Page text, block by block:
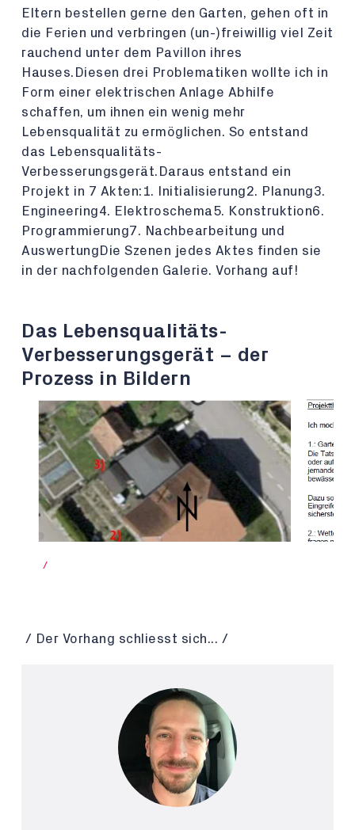
Eltern bestellen gerne den Garten, gehen oft in
die Ferien und verbringen (un-)freiwillig viel Zeit
rauchend unter dem Pavillon ihres
Hauses.Diesen drei Problematiken wollte ich in
Form einer elektrischen Anlage Abhilfe
schaffen, um ihnen ein wenig mehr
Lebensqualität zu ermöglichen. So entstand
das Lebensqualitäts-
Verbesserungsgerät.Daraus entstand ein
Projekt in 7 Akten:1. Initialisierung2. Planung3.
Engineering4. Elektroschema5. Konstruktion6.
Programmierung7. Nachbearbeitung und
AuswertungDie Szenen jedes Aktes finden sie
in der nachfolgenden Galerie. Vorhang auf!
Das Lebensqualitäts-
Verbesserungsgerät – der
Prozess in Bildern
/
/ Der Vorhang schliesst sich... /